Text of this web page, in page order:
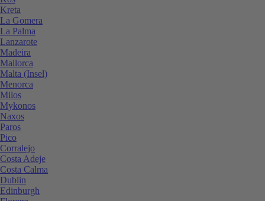
Kreta
La Gomera
La Palma
Lanzarote
Madeira
Mallorca
Malta (Insel)
Menorca
Milos
Mykonos
Naxos
Paros
Pico
Corralejo
Costa Adeje
Costa Calma
Dublin
Edinburgh